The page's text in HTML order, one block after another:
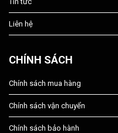
Liên hệ
CHÍNH SÁCH
Chính sách mua hàng
Chính sách vận chuyển
Chính sách bảo hành